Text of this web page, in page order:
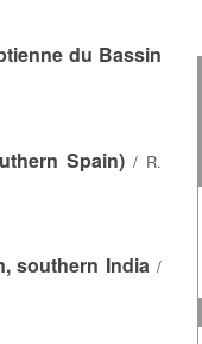
du Bassin
Spain) / R.
southern India/